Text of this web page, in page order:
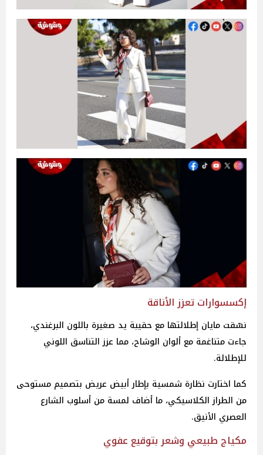
إكسسوارات تعزز الأناقة
نسّقت مايان إطلالتها مع حقيبة يد صغيرة باللون البرغندي،
جاءت متناغمة مع ألوان الوشاح، مما عزز التناسق اللوني
للإطلالة.
كما اختارت نظارة شمسية بإطار أبيض عريض بتصميم مستوحى
من الطراز الكلاسيكي، ما أضاف لمسة من أسلوب الشارع
العصري الأنيق.
مكياج طبيعي وشعر بتوقيع عفوي